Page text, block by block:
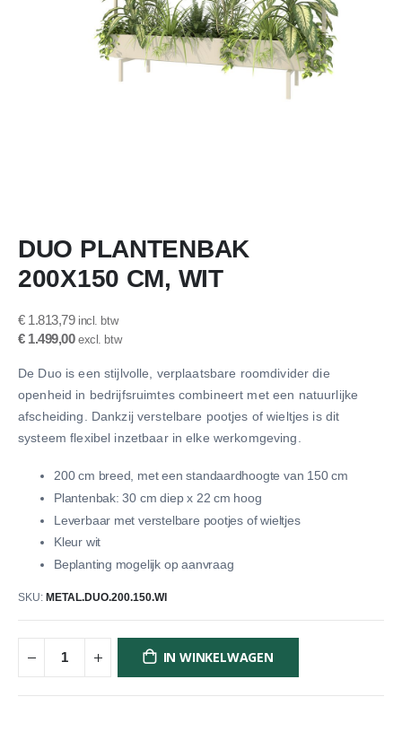
naar
het
begin
de
afbeeldingen-
DUO PLANTENBAK
200X150 CM, WIT
€ 1.813,79
€ 1.499,00
De Duo is een stijlvolle, verplaatsbare roomdivider die
openheid in bedrijfsruimtes combineert met een natuurlijke
afscheiding. Dankzij verstelbare pootjes of wieltjes is dit
systeem flexibel inzetbaar in elke werkomgeving.
200 cm breed, met een standaardhoogte van 150 cm
Plantenbak: 30 cm diep x 22 cm hoog
Leverbaar met verstelbare pootjes of wieltjes
Kleur wit
Beplanting mogelijk op aanvraag
SKU METAL.DUO.200.150.WI
IN WINKELWAGEN